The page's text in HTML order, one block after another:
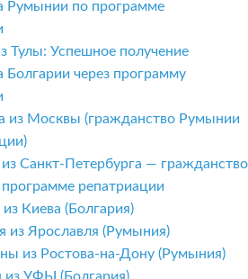
Румынии по программе
Тулы: Успешное получение
Болгарии через программу
из Москвы (гражданство Румынии
Санкт-Петербурга — гражданство
репатриации
Киева (Болгария)
из Ярославля (Румыния)
из Ростова-на-Дону (Румыния)